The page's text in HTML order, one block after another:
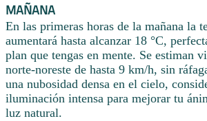
MAÑANA
En las primeras horas de la mañana la
aumentará hasta alcanzar 18 °C,
plan que tengas en mente. Se estiman
norte-noreste de hasta 9 km/h, sin
una nubosidad densa en el cielo,
iluminación intensa para mejorar tu
luz natural.